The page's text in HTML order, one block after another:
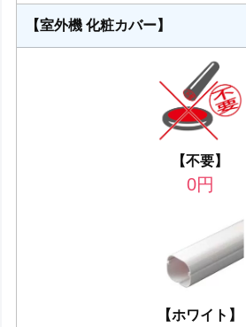
【室外機 化粧カバー】
【不要】
0円
【ホワイト】